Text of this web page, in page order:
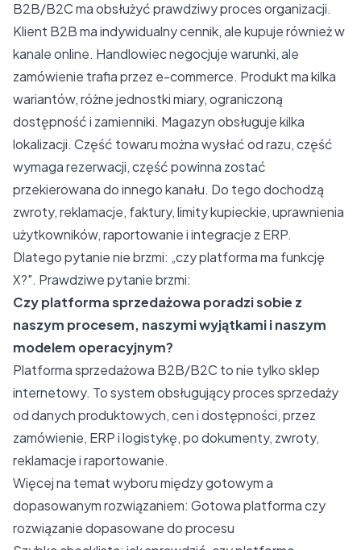
B2B/B2C ma obsłużyć prawdziwy proces organizacji.
Klient B2B ma indywidualny cennik, ale kupuje również w
kanale online. Handlowiec negocjuje warunki, ale
zamówienie trafia przez e-commerce. Produkt ma kilka
wariantów, różne jednostki miary, ograniczoną
dostępność i zamienniki. Magazyn obsługuje kilka
lokalizacji. Część towaru można wysłać od razu, część
wymaga rezerwacji, część powinna zostać
przekierowana do innego kanału. Do tego dochodzą
zwroty, reklamacje, faktury, limity kupieckie, uprawnienia
użytkowników, raportowanie i integracje z ERP.
Dlatego pytanie nie brzmi: „czy platforma ma funkcję
X?". Prawdziwe pytanie brzmi:
Czy platforma sprzedażowa poradzi sobie z
naszym procesem, naszymi wyjątkami i naszym
modelem operacyjnym?
Platforma sprzedażowa B2B/B2C to nie tylko sklep
internetowy. To system obsługujący proces sprzedaży
od danych produktowych, cen i dostępności, przez
zamówienie, ERP i logistykę, po dokumenty, zwroty,
reklamacje i raportowanie.
Więcej na temat wyboru między gotowym a
dopasowanym rozwiązaniem: Gotowa platforma czy
rozwiązanie dopasowane do procesu